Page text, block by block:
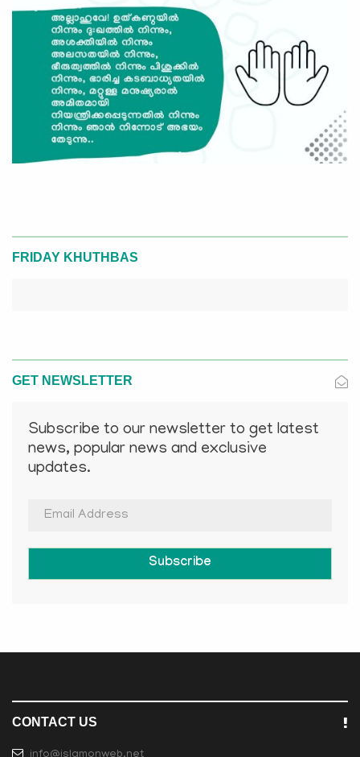
FRIDAY KHUTHBAS
GET NEWSLETTER
Subscribe to our newsletter to get latest
news, popular news and exclusive
updates.
Subscribe
CONTACT US